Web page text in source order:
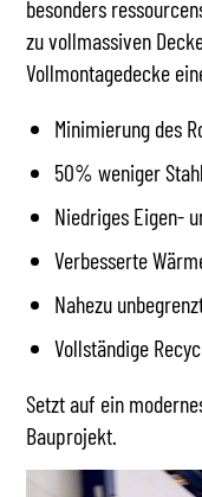
besonders
zu vollmassiven
Vollmontagedecke
Minimierung des
50% weniger
Niedriges Eigen-
Verbesserte
Nahezu
Vollständige
Setzt auf ein
Bauprojekt.